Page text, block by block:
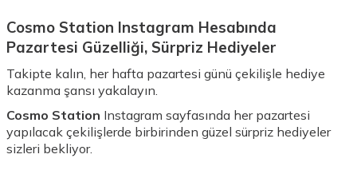
Cosmo Station Instagram Hesabında
Pazartesi Güzelliği, Sürpriz Hediyeler
Takipte kalın, her hafta pazartesi günü çekilişle hediye
kazanma şansı yakalayın.
Cosmo Station Instagram sayfasında her pazartesi
yapılacak çekilişlerde birbirinden güzel sürpriz hediyeler
sizleri bekliyor.